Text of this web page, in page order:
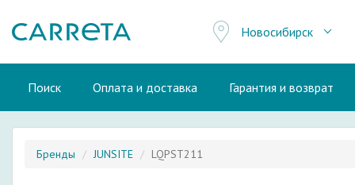
Новосибирск
Поиск Оплата и доставка Гарантия и возврат
Бренды JUNSITE LQPST211